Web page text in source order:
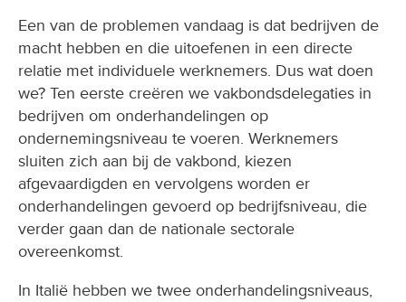
Een van de problemen vandaag is dat bedrijven de
macht hebben en die uitoefenen in een directe
relatie met individuele werknemers. Dus wat doen
we? Ten eerste creëren we vakbondsdelegaties in
bedrijven om onderhandelingen op
ondernemingsniveau te voeren. Werknemers
sluiten zich aan bij de vakbond, kiezen
afgevaardigden en vervolgens worden er
onderhandelingen gevoerd op bedrijfsniveau, die
verder gaan dan de nationale sectorale
overeenkomst.
In Italië hebben we twee onderhandelingsniveaus,